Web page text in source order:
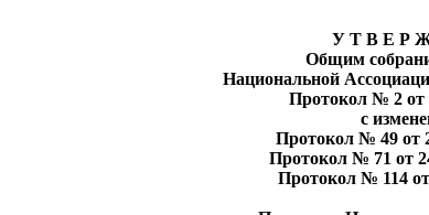
У Т В Е
Общим
Национальной
Протокол № 2 от
с
Протокол № 49 от
Протокол № 71 от
Протокол № 114 от